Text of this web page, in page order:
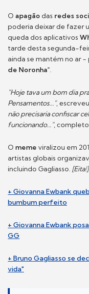
O apagão das redes
poderia deixar de fazer
queda dos aplicativos
tarde desta segunda-
ainda se mantém no ar
de Noronha".
"Hoje tava um bom dia
Pensamentos...",
não precisaria confiscar
funcionando...",
O meme viralizou em
artistas globais
incluindo Gagliasso. [Eita!]
+ Giovanna Ewbank
bumbum perfeito
+ Giovanna Ewbank
GG
+ Bruno Gagliasso se
vida"